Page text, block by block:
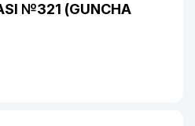
№321 (GUNCHA